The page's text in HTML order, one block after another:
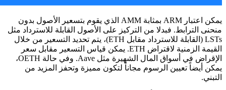
يمكن اعتبار ARM بمثابة AMM الذي يقوم بتسعير الأصول بدون
منحنى الترابط. فبدلا من التركيز على الأصول القابلة للاسترداد مثل
LSTs (القابلة للاسترداد مقابل ETH)، يتم تحديد التسعير من خلال
القيمة الزمنية لاقتراض ETH. يمكن قياس التسعير مقابل سعر
الإقراض في أسواق المال الشهيرة مثل Aave. وفي حالة OETH،
يمكن أيضاً تعيين الرسوم مجاناً لتكون مميزة وتحفز المزيد من
التبني.